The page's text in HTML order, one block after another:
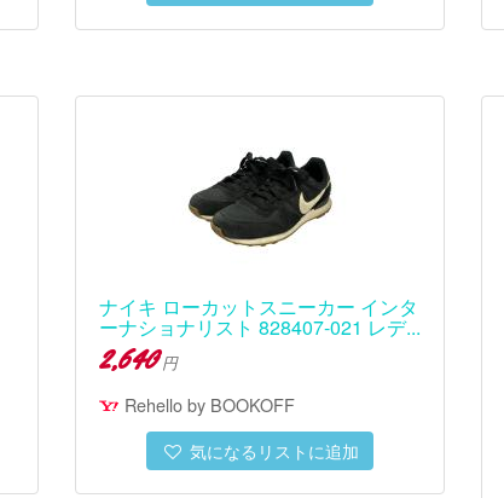
ナイキ ローカットスニーカー インタ
ーナショナリスト 828407-021 レデ...
2,640 円
Rehello by BOOKOFF
気になるリストに追加